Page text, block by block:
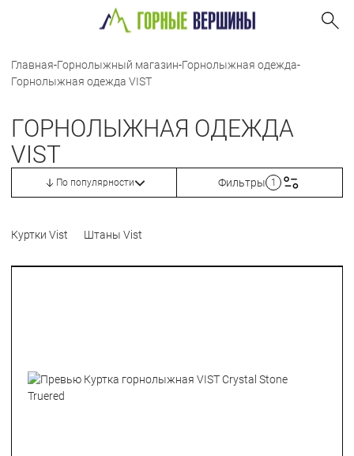
Главная-Горнолыжный магазин-Горнолыжная одежда-
Горнолыжная одежда VIST
ГОРНОЛЫЖНАЯ ОДЕЖДА
VIST
По популярности Фильтры 1
Куртки Vist Штаны Vist